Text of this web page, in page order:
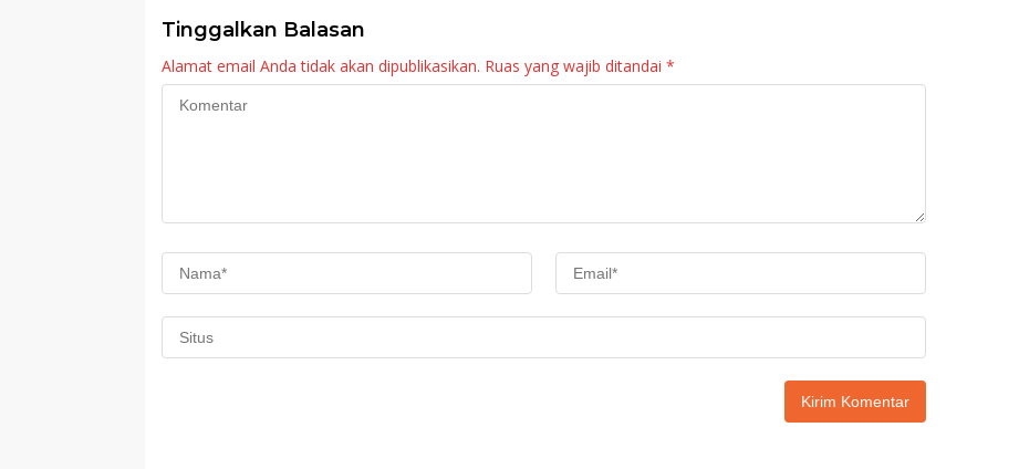
Tinggalkan Balasan
Alamat email Anda tidak akan dipublikasikan. Ruas yang wajib ditandai *